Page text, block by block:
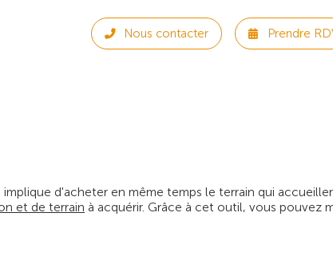
Nous contacter Prendre
d'acheter en même temps le terrain qui
et de terrain à acquérir. Grâce à cet outil, vous pouvez